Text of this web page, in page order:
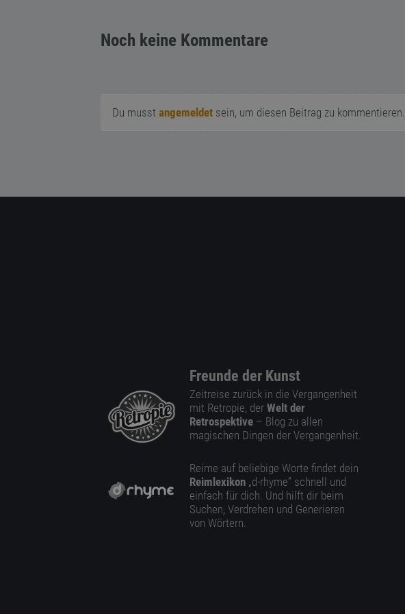
Noch keine Kommentare
Du musst angemeldet sein, um diesen Beitrag zu kommentieren.
Freunde der Kunst
Zeitreise zurück in die Vergangenheit
mit Retropie, der Welt der
Retrospektive – Blog zu allen
magischen Dingen der Vergangenheit.
Reime auf beliebige Worte findet dein
Reimlexikon „d-rhyme” schnell und
einfach für dich. Und hilft dir beim
Suchen, Verdrehen und Generieren
von Wörtern.